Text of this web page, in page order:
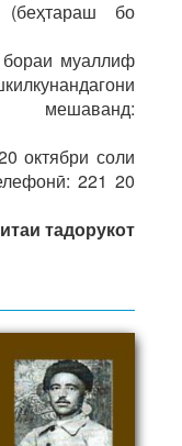
(беҳтараш бо
муаллиф
мешаванд:
октябри соли
221 20
тадорукот